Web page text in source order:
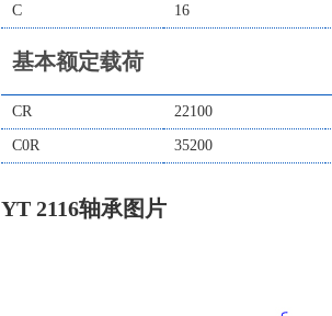
C 16
基本额定载荷
CR 22100
C0R 35200
YT 2116轴承图片